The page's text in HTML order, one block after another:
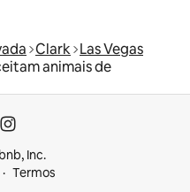
Clark Las Vegas
animais de
Inc.
Termos